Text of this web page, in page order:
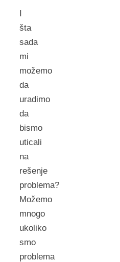
I
šta
sada
mi
možemo
da
uradimo
da
bismo
uticali
na
rešenje
problema?
Možemo
mnogo
ukoliko
smo
problema